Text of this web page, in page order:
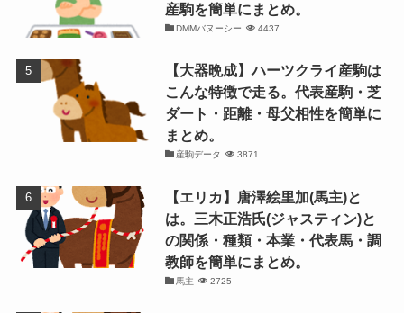
産駒を簡単にまとめ。
DMMバヌーシー 4437
【大器晩成】ハーツクライ産駒は
こんな特徴で走る。代表産駒・芝
ダート・距離・母父相性を簡単に
まとめ。
産駒データ 3871
【エリカ】唐澤絵里加(馬主)と
は。三木正浩氏(ジャスティン)と
の関係・種類・本業・代表馬・調
教師を簡単にまとめ。
馬主 2725